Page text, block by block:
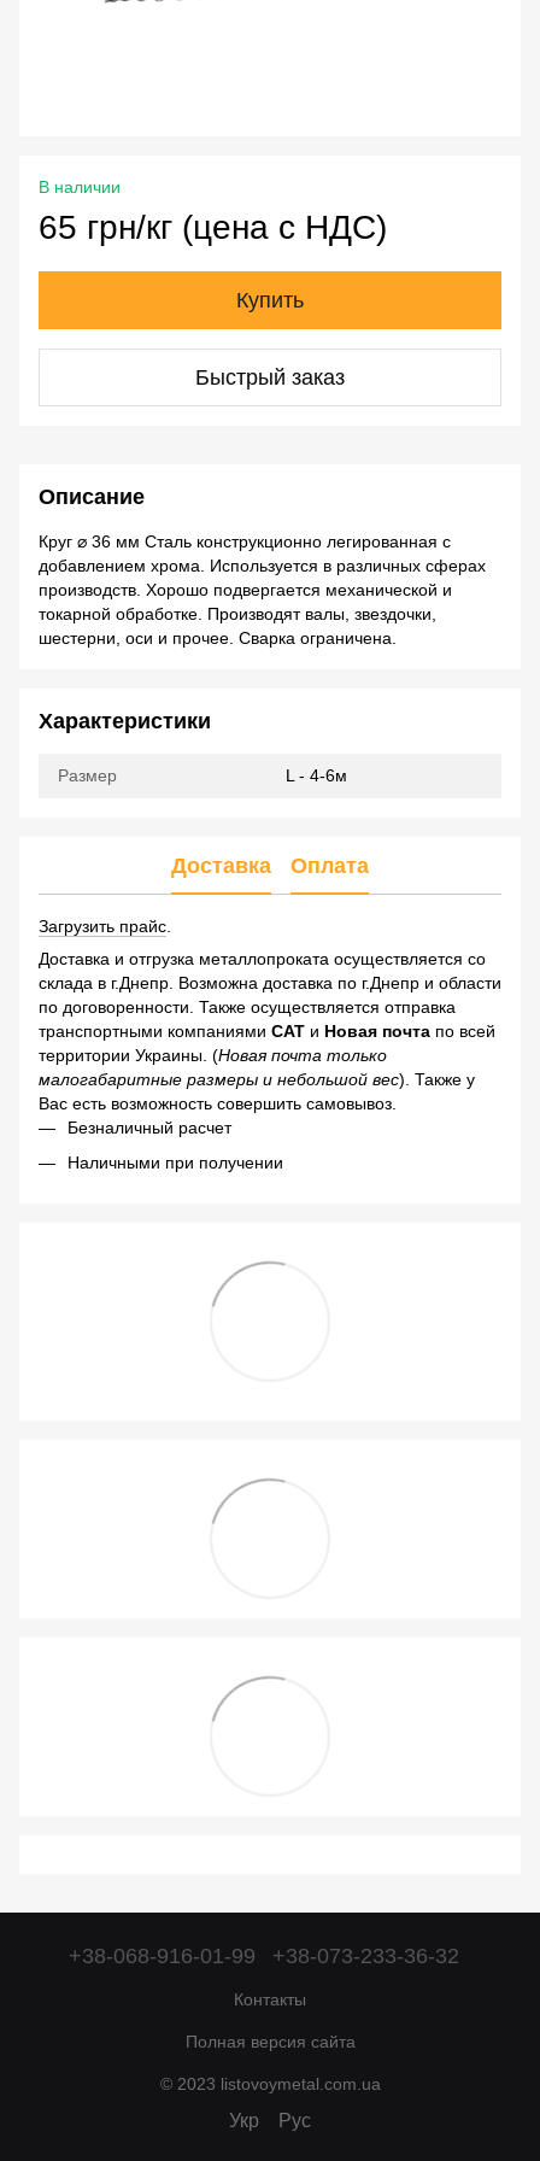
В наличии
65 грн/кг (цена с НДС)
Купить
Быстрый заказ
Описание
Круг ⌀ 36 мм Сталь конструкционно легированная с
добавлением хрома. Используется в различных сферах
производств. Хорошо подвергается механической и
токарной обработке. Производят валы, звездочки,
шестерни, оси и прочее. Сварка ограничена.
Характеристики
Размер L - 4-6м
Доставка Оплата
Загрузить прайс
Доставка и отгрузка металлопроката осуществляется со
склада в г.Днепр. Возможна доставка по г.Днепр и области
по договоренности. Также осуществляется отправка
транспортными компаниями САТ и Новая почта по всей
территории Украины. (Новая почта только
малогабаритные размеры и небольшой вес). Также у
Вас есть возможность совершить самовывоз.
Безналичный расчет
Наличными при получении
+38-068-916-01-99 +38-073-233-36-32
Контакты
Полная версия сайта
© 2023 listovoymetal.com.ua
Укр Рус